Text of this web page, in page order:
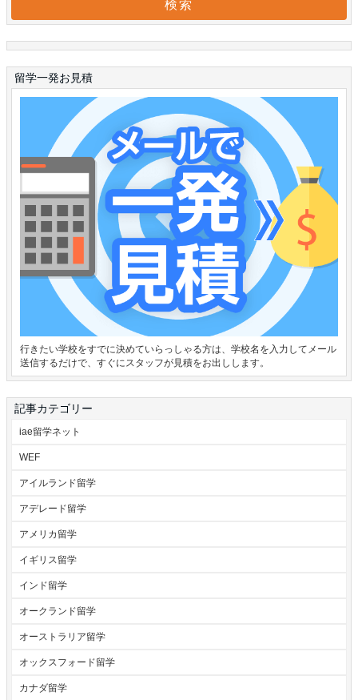
留学一発お見積
行きたい学校をすでに決めていらっしゃる方は、学校名を入力してメール
送信するだけで、すぐにスタッフが見積をお出しします。
記事カテゴリー
iae留学ネット
WEF
アイルランド留学
アデレード留学
アメリカ留学
イギリス留学
インド留学
オークランド留学
オーストラリア留学
オックスフォード留学
カナダ留学